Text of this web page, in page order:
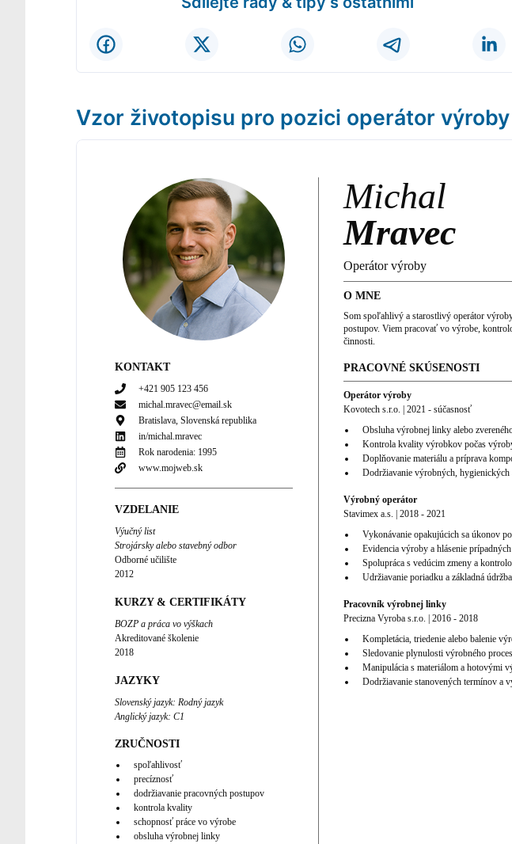
Vzor životopisu pro pozici operátor výroby
KONTAKT
+421 905 123 456
michal.mravec@email.sk
Bratislava, Slovenská republika
in/michal.mravec
Rok narodenia: 1995
www.mojweb.sk
VZDELANIE
Výučný list
Strojársky alebo stavebný odbor
Odborné učilište
2012
KURZY & CERTIFIKÁTY
BOZP a práca vo výškach
Akreditované školenie
2018
JAZYKY
Slovenský jazyk: Rodný jazyk
Anglický jazyk: C1
ZRUČNOSTI
spoľahlivosť
precíznosť
dodržiavanie pracovných postupov
kontrola kvality
schopnosť práce vo výrobe
obsluha výrobnej linky
Michal
Mravec
Operátor výroby
O MNE
Som spoľahlivý a starostlivý operátor
postupov. Viem pracovať vo výrobe,
činnosti.
PRACOVNÉ SKÚSENOSTI
Operátor výroby
Kovotech s.r.o. |2021 -súčasnosť
Obsluha výrobnej linky alebo
Kontrola kvality výrobkov počas
Doplňovanie materiálu a príprava
Dodržiavanie výrobných, hygienických
Výrobný operátor
Stavimex a.s. |2018 -2021
Vykonávanie opakujúcich sa úkonov
Evidencia výroby a hlásenie
Spolupráca s vedúcim zmeny a
Udržiavanie poriadku a základná
Pracovník výrobnej linky
Precizna Vyroba s.r.o. |2016 -2018
Kompletácia, triedenie alebo balenie
Sledovanie plynulosti výrobného
Manipulácia s materiálom a hotovými
Dodržiavanie stanovených termínov a